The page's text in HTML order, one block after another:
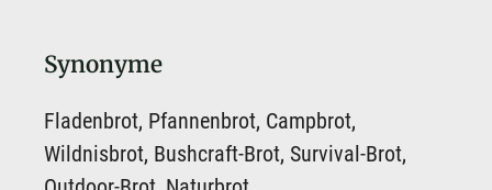
Synonyme
Fladenbrot, Pfannenbrot, Campbrot,
Wildnisbrot, Bushcraft-Brot, Survival-Brot,